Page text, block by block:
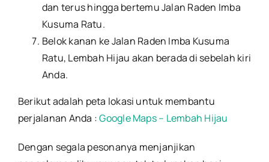
dan terus hingga bertemu Jalan Raden Imba
Kusuma Ratu.
Belok kanan ke Jalan Raden Imba Kusuma
Ratu, Lembah Hijau akan berada di sebelah kiri
Anda.
Berikut adalah peta lokasi untuk membantu
perjalanan Anda :Google Maps – Lembah Hijau
Dengan segala pesonanya menjanjikan